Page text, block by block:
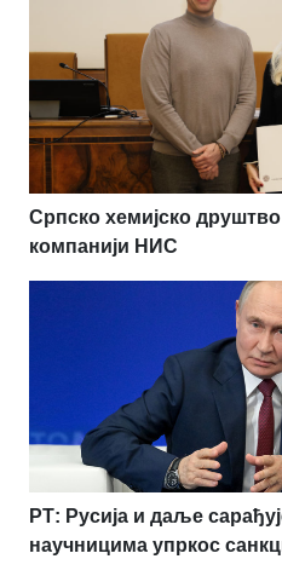
Српско хемијско
компанији НИС
РТ: Русија и даље
научницима упркос